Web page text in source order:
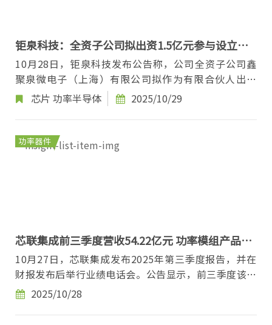
钜泉科技：全资子公司拟出资1.5亿元参与设立产
业基金 投向芯片、集成电路等领域
10月28日，钜泉科技发布公告称，公司全资子公司鑫
聚泉微电子（上海）有限公司拟作为有限合伙人出资
1.5亿元参与设立产业基金，占首次认缴出资总额的
芯片 功率半导体 2025/10/29
功率器件
芯联集成前三季度营收54.22亿元 功率模组产品供
不应求
10月27日，芯联集成发布2025年第三季度报告，并在
财报发布后举行业绩电话会。公告显示，前三季度该公
司实现营业收入54.22亿元，同比增长19.23%；归属...
2025/10/28